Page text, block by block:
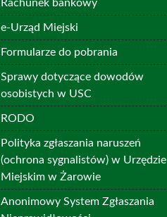
Rachunek bankowy
e-Urząd Miejski
Formularze do pobrania
Sprawy dotyczące dowodów
osobistych w USC
RODO
Polityka zgłaszania naruszeń
(ochrona sygnalistów) w Urzędzie
Miejskim w Żarowie
Anonimowy System Zgłaszania